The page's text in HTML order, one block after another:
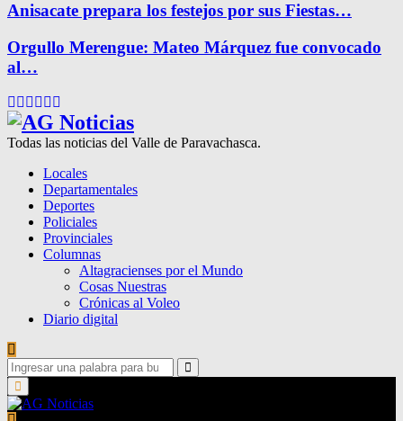
Anisacate prepara los festejos por sus Fiestas…
Orgullo Merengue: Mateo Márquez fue convocado
al…
Facebook
Twitter
Instagram
Pinterest
Google
Todas las noticias del Valle de Paravachasca.
Locales
Departamentales
Deportes
Policiales
Provinciales
Columnas
Altagracienses por el Mundo
Cosas Nuestras
Crónicas al Voleo
Diario digital
Search
for:
Search
Primary
Menu